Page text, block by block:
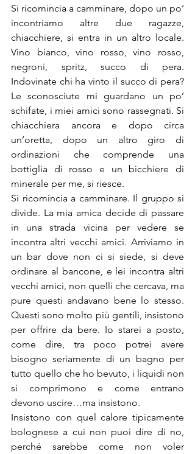
Si ricomincia a camminare, dopo un po’
incontriamo altre due ragazze,
chiacchiere, si entra in un altro locale.
Vino bianco, vino rosso, vino rosso,
negroni, spritz, succo di pera.
Indovinate chi ha vinto il succo di pera?
Le sconosciute mi guardano un po’
schifate, i miei amici sono rassegnati. Si
chiacchiera ancora e dopo circa
un’oretta, dopo un altro giro di
ordinazioni che comprende una
bottiglia di rosso e un bicchiere di
minerale per me, si riesce.
Si ricomincia a camminare. Il gruppo si
divide. La mia amica decide di passare
in una strada vicina per vedere se
incontra altri vecchi amici. Arriviamo in
un bar dove non ci si siede, si deve
ordinare al bancone, e lei incontra altri
vecchi amici, non quelli che cercava, ma
pure questi andavano bene lo stesso.
Questi sono molto più gentili, insistono
per offrire da bere. Io starei a posto,
come dire, tra poco potrei avere
bisogno seriamente di un bagno per
tutto quello che ho bevuto, i liquidi non
si comprimono e come entrano
devono uscire…ma insistono.
Insistono con quel calore tipicamente
bolognese a cui non puoi dire di no,
perché sarebbe come non voler